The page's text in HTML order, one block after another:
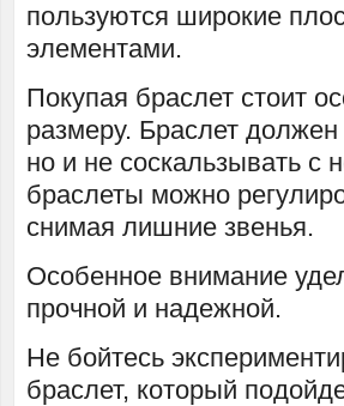
пользуются широкие
элементами.
Покупая браслет стоит
размеру. Браслет
но и не соскальзывать с
браслеты можно
снимая лишние звенья.
Особенное внимание
прочной и надежной.
Не бойтесь
браслет, который